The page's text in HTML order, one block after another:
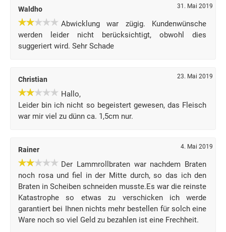
Waldho 31. Mai 2019
Abwicklung war zügig. Kundenwünsche
werden leider nicht berücksichtigt, obwohl dies
suggeriert wird. Sehr Schade
Christian 23. Mai 2019
Hallo,
Leider bin ich nicht so begeistert gewesen, das Fleisch
war mir viel zu dünn ca. 1,5cm nur.
Rainer 4. Mai 2019
Der Lammrollbraten war nachdem Braten
noch rosa und fiel in der Mitte durch, so das ich den
Braten in Scheiben schneiden musste.Es war die reinste
Katastrophe so etwas zu verschicken ich werde
garantiert bei Ihnen nichts mehr bestellen für solch eine
Ware noch so viel Geld zu bezahlen ist eine Frechheit.